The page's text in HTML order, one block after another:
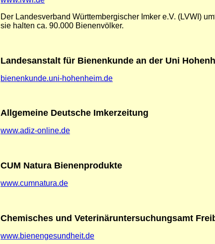
Der Landesverband Württembergischer Imker e.V. (LVWI)
sie halten ca. 90.000 Bienenvölker.
Landesanstalt für Bienenkunde an der Uni
bienenkunde.uni-hohenheim.de
Allgemeine Deutsche Imkerzeitung
www.adiz-online.de
CUM Natura Bienenprodukte
www.cumnatura.de
Chemisches und Veterinäruntersuchungsamt
www.bienengesundheit.de